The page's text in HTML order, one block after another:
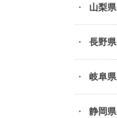
山梨県
長野県
岐阜県
静岡県